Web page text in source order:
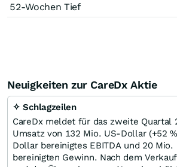
52-Wochen Tief
Neuigkeiten zur CareDx Aktie
✧ Schlagzeilen
CareDx meldet für das zweite Quartal
Umsatz von 132 Mio. US-Dollar (+52
Dollar bereinigtes EBITDA und 20
bereinigten Gewinn. Nach dem